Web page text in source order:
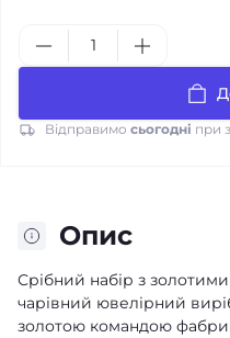
Відправимо сьогодні при
Опис
Срібний набір з
чарівний ювелірний
золотою командою